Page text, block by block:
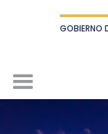
GOBIERNO